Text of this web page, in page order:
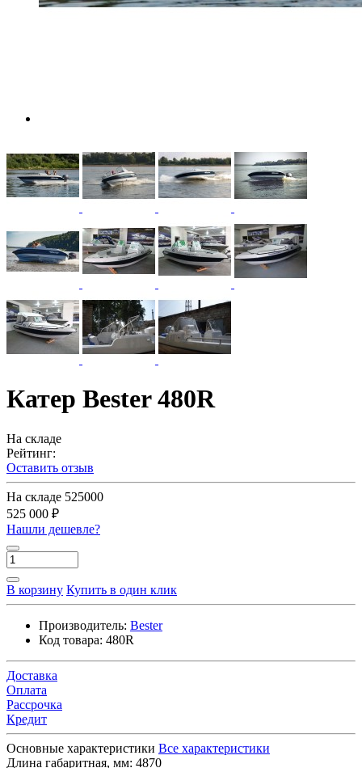
Катер Bester 480R
На складе
Рейтинг:
Оставить отзыв
На складе 525000
525 000 ₽
Нашли дешевле?
В корзину Купить в один клик
Производитель: Bester
Код товара: 480R
Доставка
Оплата
Рассрочка
Кредит
Основные характеристики Все характеристики
Длина габаритная, мм: 4870